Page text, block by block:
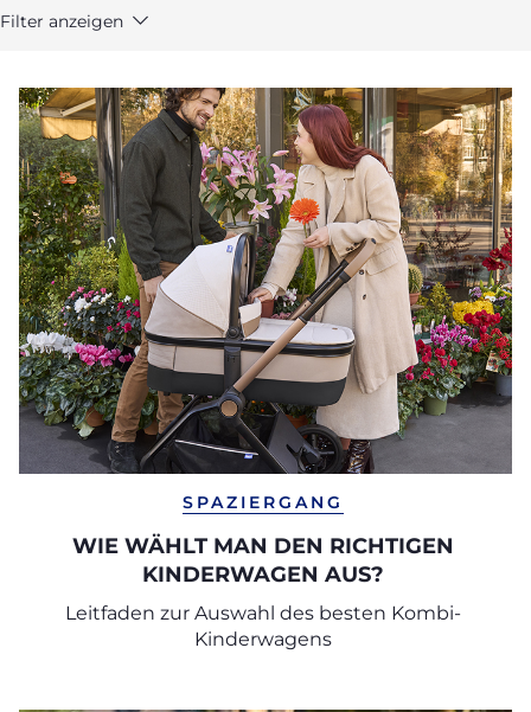
Filter anzeigen
SPAZIERGANG
WIE WÄHLT MAN DEN RICHTIGEN
KINDERWAGEN AUS?
Leitfaden zur Auswahl des besten Kombi-
Kinderwagens